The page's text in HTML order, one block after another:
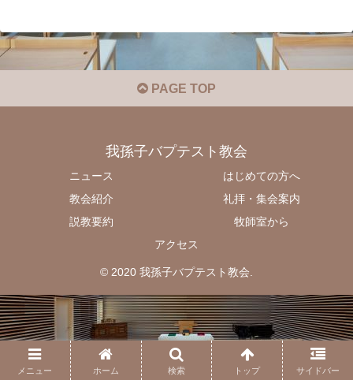
PAGE TOP
我孫子バプテスト教会
ニュース
はじめての方へ
教会紹介
礼拝・集会案内
説教要約
牧師室から
アクセス
© 2020 我孫子バプテスト教会.
メニュー ホーム 検索 トップ サイドバー